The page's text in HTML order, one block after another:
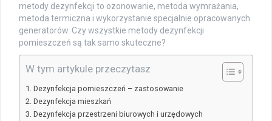
metody dezynfekcji to ozonowanie, metoda wymrażania,
metoda termiczna i wykorzystanie specjalnie opracowanych
generatorów. Czy wszystkie metody dezynfekcji
pomieszczeń są tak samo skuteczne?
W tym artykule przeczytasz
Dezynfekcja pomieszczeń – zastosowanie
Dezynfekcja mieszkań
Dezynfekcja przestrzeni biurowych i urzędowych